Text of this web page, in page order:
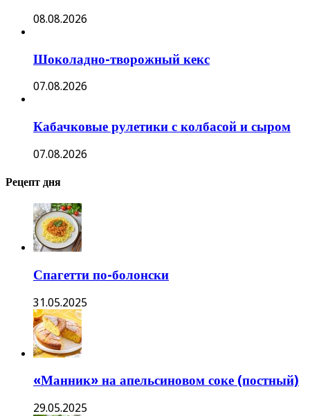
08.08.2026
Шоколадно-творожный кекс
07.08.2026
Кабачковые рулетики с колбасой и сыром
07.08.2026
Рецепт дня
Спагетти по-болонски
31.05.2025
«Манник» на апельсиновом соке (постный)
29.05.2025